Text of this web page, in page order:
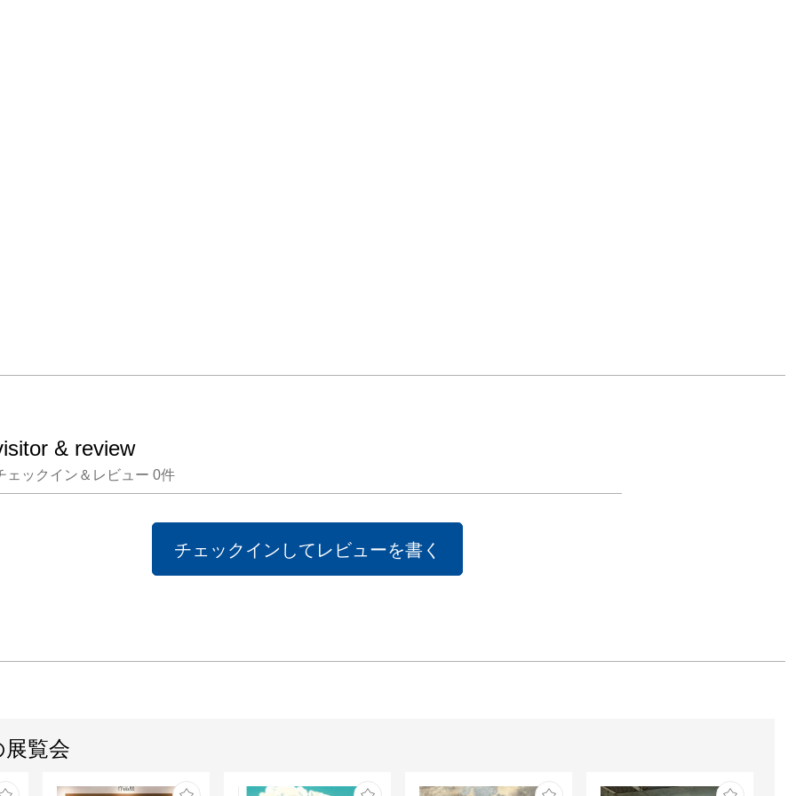
理をモチーフとした作
刺激する作品の数々
& review
ェックイン＆レビュー 0件
チェックインしてレビューを書く
覧会